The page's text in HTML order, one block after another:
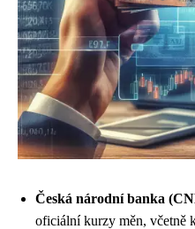
Česká národní banka
oficiální kurzy měn, včetně